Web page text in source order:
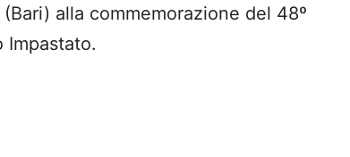
alla commemorazione del 48º
Impastato.